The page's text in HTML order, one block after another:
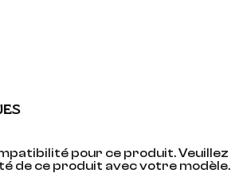
pour ce produit. Veuillez
de ce produit avec votre modèle.